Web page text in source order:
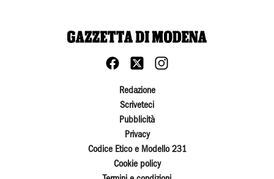
Redazione
Scriveteci
Pubblicità
Privacy
Codice Etico e Modello 231
Cookie policy